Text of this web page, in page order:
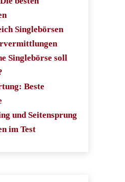
Singlebörsen
Singlebörse soll
Beste
und Seitensprung
im Test